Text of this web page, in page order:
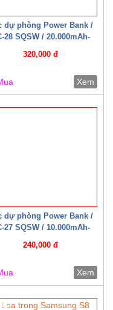
dự phòng Power Bank /
28 SQSW / 20.000mAh-
Trắng/ Đen
320,000 đ
Xem
dự phòng Power Bank /
27 SQSW / 10.000mAh-
Trắng/ Đen
240,000 đ
Xem